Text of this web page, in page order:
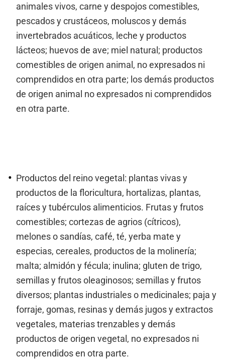
animales vivos, carne y despojos comestibles,
pescados y crustáceos, moluscos y demás
invertebrados acuáticos, leche y productos
lácteos; huevos de ave; miel natural; productos
comestibles de origen animal, no expresados ni
comprendidos en otra parte; los demás productos
de origen animal no expresados ni comprendidos
en otra parte.
Productos del reino vegetal: plantas vivas y
productos de la floricultura, hortalizas, plantas,
raíces y tubérculos alimenticios. Frutas y frutos
comestibles; cortezas de agrios (cítricos),
melones o sandías, café, té, yerba mate y
especias, cereales, productos de la molinería;
malta; almidón y fécula; inulina; gluten de trigo,
semillas y frutos oleaginosos; semillas y frutos
diversos; plantas industriales o medicinales; paja y
forraje, gomas, resinas y demás jugos y extractos
vegetales, materias trenzables y demás
productos de origen vegetal, no expresados ni
comprendidos en otra parte.